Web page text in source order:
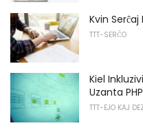
Kvin
TTT-SERĈO
Kiel
Uzanta PHP
TTT-EJO KAJ